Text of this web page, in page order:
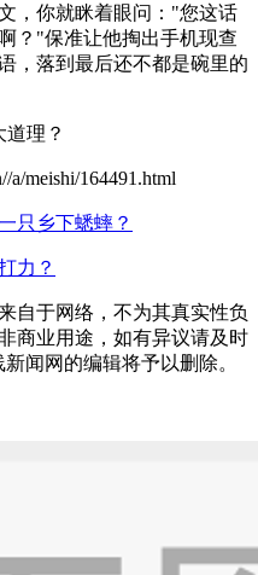
，你就眯着眼问："您这话
？"保准让他掏出手机现查
，落到最后还不都是碗里的
理？
meishi/164491.html
只乡下蟋蟀？
力？
自于网络，不为其真实性负
商业用途，如有异议请及时
闻网的编辑将予以删除。